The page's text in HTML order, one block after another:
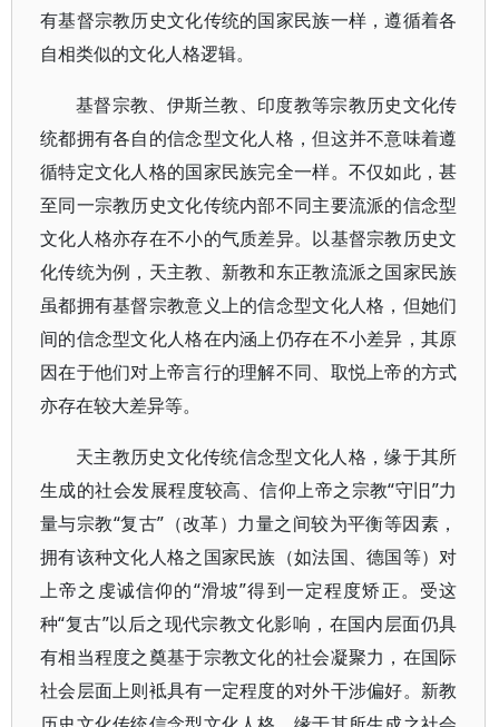
有基督宗教历史文化传统的国家民族一样，遵循着各
自相类似的文化人格逻辑。
基督宗教、伊斯兰教、印度教等宗教历史文化传
统都拥有各自的信念型文化人格，但这并不意味着遵
循特定文化人格的国家民族完全一样。不仅如此，甚
至同一宗教历史文化传统内部不同主要流派的信念型
文化人格亦存在不小的气质差异。以基督宗教历史文
化传统为例，天主教、新教和东正教流派之国家民族
虽都拥有基督宗教意义上的信念型文化人格，但她们
间的信念型文化人格在内涵上仍存在不小差异，其原
因在于他们对上帝言行的理解不同、取悦上帝的方式
亦存在较大差异等。
天主教历史文化传统信念型文化人格，缘于其所
生成的社会发展程度较高、信仰上帝之宗教“守旧”力
量与宗教“复古”（改革）力量之间较为平衡等因素，
拥有该种文化人格之国家民族（如法国、德国等）对
上帝之虔诚信仰的“滑坡”得到一定程度矫正。受这
种“复古”以后之现代宗教文化影响，在国内层面仍具
有相当程度之奠基于宗教文化的社会凝聚力，在国际
社会层面上则袛具有一定程度的对外干涉偏好。新教